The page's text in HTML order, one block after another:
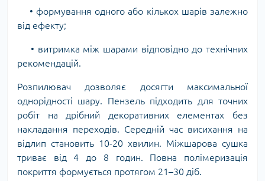
• формування одного або кількох шарів залежно
від ефекту;
• витримка між шарами відповідно до технічних
рекомендацій.
Розпилювач дозволяє досягти максимальної
однорідності шару. Пензель підходить для точних
робіт на дрібний декоративних елементах без
накладання переходів. Середній час висихання на
відлип становить 10-20 хвилин. Міжшарова сушка
триває від 4 до 8 годин. Повна полімеризація
покриття формується протягом 21–30 діб.